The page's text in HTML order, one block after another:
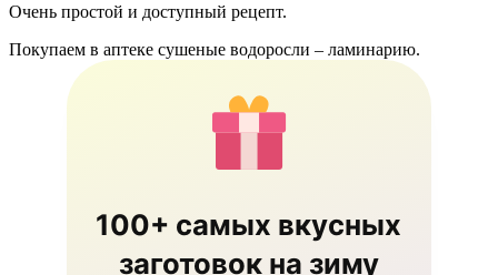
Очень простой и доступный рецепт.
Покупаем в аптеке сушеные водоросли – ламинарию.
100+ самых вкусных
заготовок на зиму